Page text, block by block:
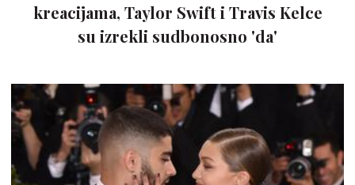
kreacijama, Taylor Swift i Travis Kelce
su izrekli sudbonosno 'da'